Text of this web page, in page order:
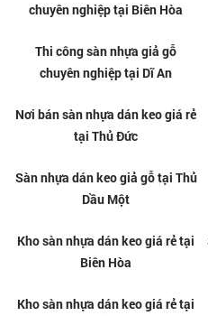
Thi công sàn nhựa giả gỗ